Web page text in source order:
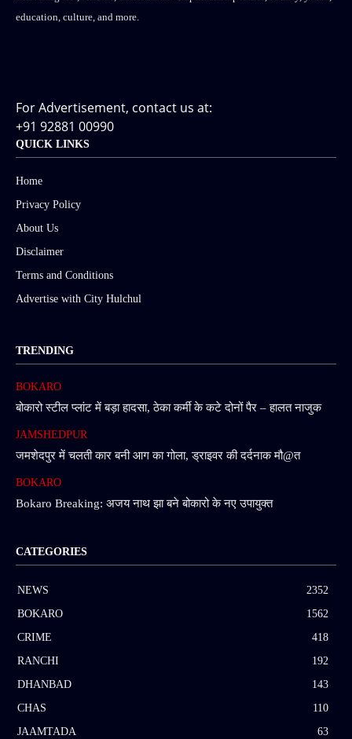
education, culture, and more.
For Advertisement, contact us at:
+91 92881 00990
QUICK LINKS
Home
Privacy Policy
About Us
Disclaimer
Terms and Conditions
Advertise with City Hulchul
TRENDING
BOKARO
बोकारो स्टील प्लांट में बड़ा हादसा, ठेका कर्मी के कटे दोनों पैर – हालत नाजुक
JAMSHEDPUR
जमशेदपुर में चलती कार बनी आग का गोला, ड्राइवर की दर्दनाक मौ@त
BOKARO
Bokaro Breaking: अजय नाथ झा बने बोकारो के नए उपायुक्त
CATEGORIES
NEWS
2352
BOKARO
1562
CRIME
418
RANCHI
192
DHANBAD
143
CHAS
110
JAAMTADA
63